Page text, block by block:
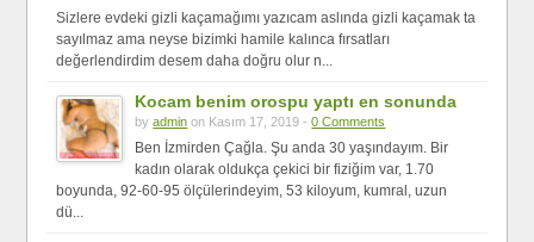
Sizlere evdeki gizli kaçamağımı yazıcam aslında gizli kaçamak ta
sayılmaz ama neyse bizimki hamile kalınca fırsatları
değerlendirdim desem daha doğru olur n...
Kocam benim orospu yaptı en sonunda
byadmin on Kasım 17, 2019 -0 Comments
Ben İzmirden Çağla. Şu anda 30 yaşındayım. Bir
kadın olarak oldukça çekici bir fiziğim var, 1.70
boyunda, 92-60-95 ölçülerindeyim, 53 kiloyum, kumral, uzun
dü...